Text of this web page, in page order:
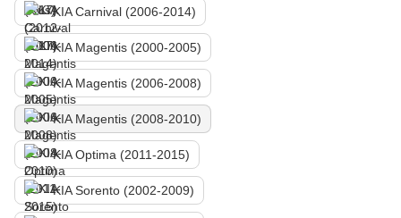
KIA Carnival (2006-2014)
KIA Magentis (2000-2005)
KIA Magentis (2006-2008)
KIA Magentis (2008-2010)
KIA Optima (2011-2015)
KIA Sorento (2002-2009)